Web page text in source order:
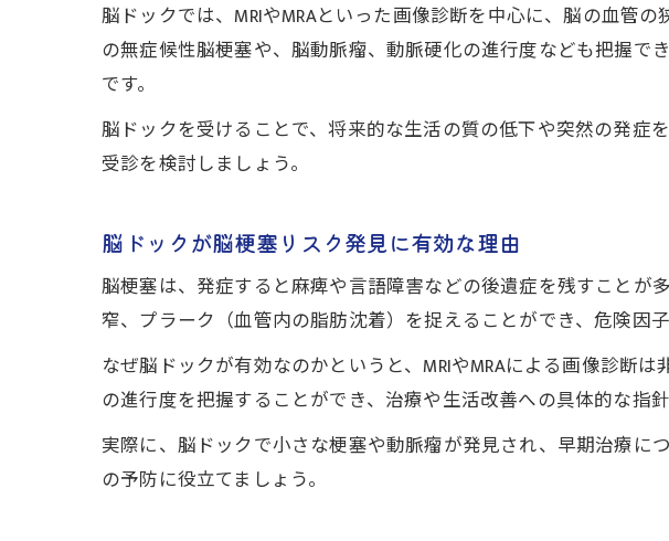
脳ドックで
脳ドックで
脳ドックと
脳ドックが
血管チェッ
動脈硬化リ
脳ドック費
自覚症状なしの
脳ドックでは、MRIやMRAといった画像診断を中心に、脳の血管
の無症候性脳梗塞や、脳動脈瘤、動脈硬化の進行度なども把握
です。
脳ドックを受けることで、将来的な生活の質の低下や突然の発
受診を検討しましょう。
脳ドックが脳梗塞リスク発見に有効な理由
脳梗塞は、発症すると麻痺や言語障害などの後遺症を残すこと
窄、プラーク（血管内の脂肪沈着）を捉えることができ、危険因
なぜ脳ドックが有効なのかというと、MRIやMRAによる画像診断
の進行度を把握することができ、治療や生活改善への具体的な指針
実際に、脳ドックで小さな梗塞や動脈瘤が発見され、早期治療
の予防に役立てましょう。